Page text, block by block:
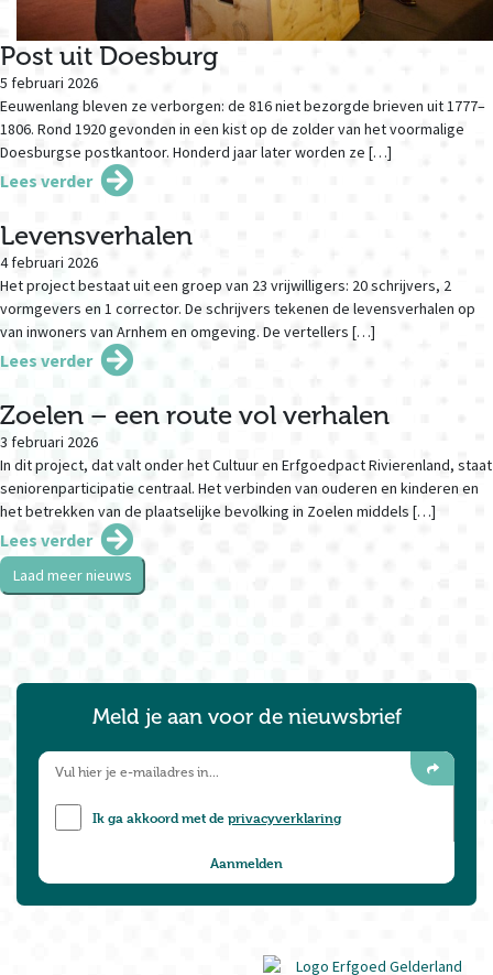
Post uit Doesburg
5 februari 2026
Eeuwenlang bleven ze verborgen: de 816 niet bezorgde brieven uit 1777–
1806. Rond 1920 gevonden in een kist op de zolder van het voormalige
Doesburgse postkantoor. Honderd jaar later worden ze […]
Lees verder
Levensverhalen
4 februari 2026
Het project bestaat uit een groep van 23 vrijwilligers: 20 schrijvers, 2
vormgevers en 1 corrector. De schrijvers tekenen de levensverhalen op
van inwoners van Arnhem en omgeving. De vertellers […]
Lees verder
Zoelen – een route vol verhalen
3 februari 2026
In dit project, dat valt onder het Cultuur en Erfgoedpact Rivierenland, staat
seniorenparticipatie centraal. Het verbinden van ouderen en kinderen en
het betrekken van de plaatselijke bevolking in Zoelen middels […]
Lees verder
Laad meer nieuws
Meld je aan voor de nieuwsbrief
Ik ga akkoord met deprivacyverklaring